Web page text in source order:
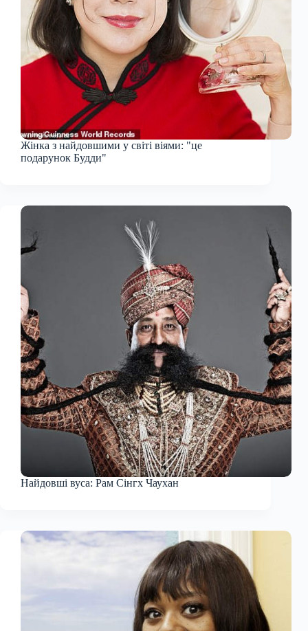
Жінка з найдовшими у світі віями: "це
подарунок Будди"
Найдовші вуса: Рам Сінгх Чаухан